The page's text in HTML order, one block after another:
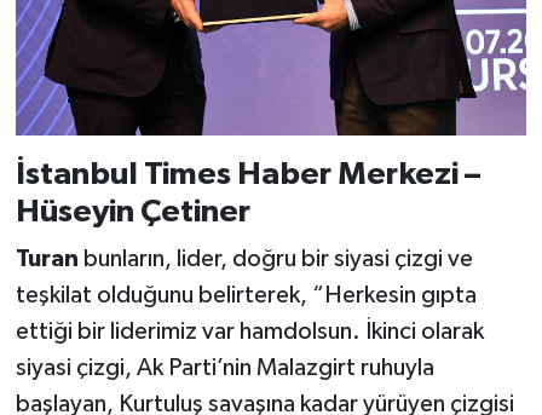
İstanbul Times Haber Merkezi –
Hüseyin Çetiner
Turan bunların, lider, doğru bir siyasi çizgi ve
teşkilat olduğunu belirterek, “Herkesin gıpta
ettiği bir liderimiz var hamdolsun. İkinci olarak
siyasi çizgi, Ak Parti’nin Malazgirt ruhuyla
başlayan, Kurtuluş savaşına kadar yürüyen çizgisi